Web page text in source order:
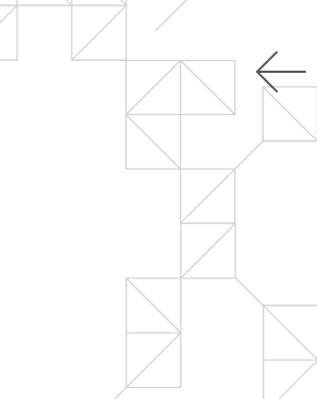
Должники
Контакты